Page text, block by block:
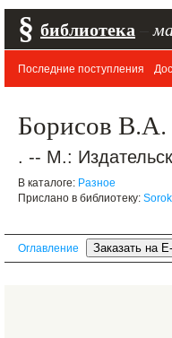
§ библиотека
Последние поступления
Борисов
. -- М.:
В каталоге: Разное
Прислано в библиотеку:
Оглавление